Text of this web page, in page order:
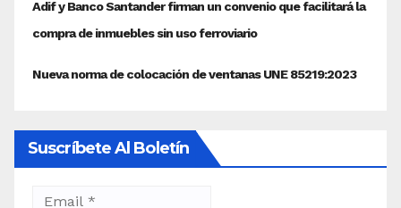
Suscríbete Al Boletín